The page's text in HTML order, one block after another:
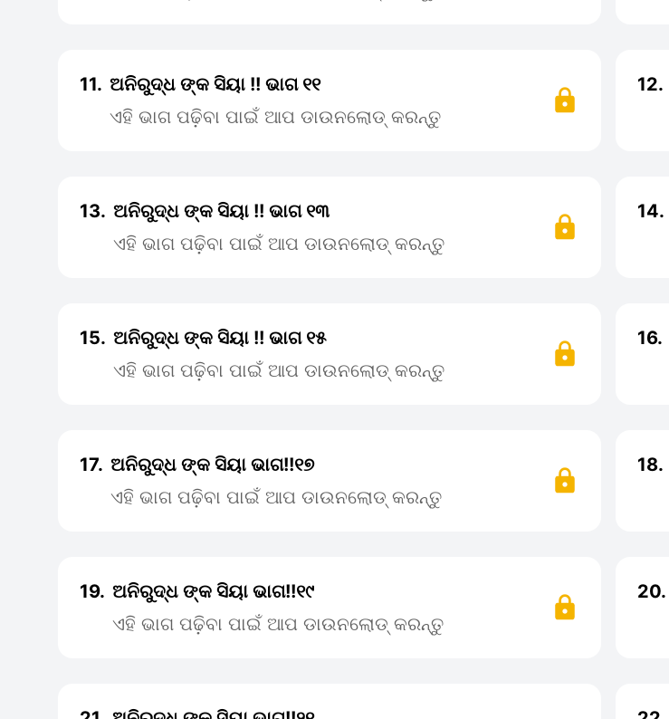
11. ଅନିରୁଦ୍ଧ ଙ୍କ ସିୟା !! ଭାଗ ୧୧
ଏହି ଭାଗ ପଢ଼ିବା ପାଇଁ ଆପ ଡାଉନଲୋଡ୍ କରନ୍ତୁ
12.
13. ଅନିରୁଦ୍ଧ ଙ୍କ ସିୟା !! ଭାଗ ୧୩
ଏହି ଭାଗ ପଢ଼ିବା ପାଇଁ ଆପ ଡାଉନଲୋଡ୍ କରନ୍ତୁ
14.
15. ଅନିରୁଦ୍ଧ ଙ୍କ ସିୟା !! ଭାଗ ୧୫
ଏହି ଭାଗ ପଢ଼ିବା ପାଇଁ ଆପ ଡାଉନଲୋଡ୍ କରନ୍ତୁ
16.
17. ଅନିରୁଦ୍ଧ ଙ୍କ ସିୟା ଭାଗ!!୧୭
ଏହି ଭାଗ ପଢ଼ିବା ପାଇଁ ଆପ ଡାଉନଲୋଡ୍ କରନ୍ତୁ
18.
19. ଅନିରୁଦ୍ଧ ଙ୍କ ସିୟା ଭାଗ!!୧୯
ଏହି ଭାଗ ପଢ଼ିବା ପାଇଁ ଆପ ଡାଉନଲୋଡ୍ କରନ୍ତୁ
20.